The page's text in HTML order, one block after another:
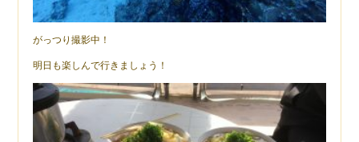
がっつり撮影中！
明日も楽しんで行きましょう！